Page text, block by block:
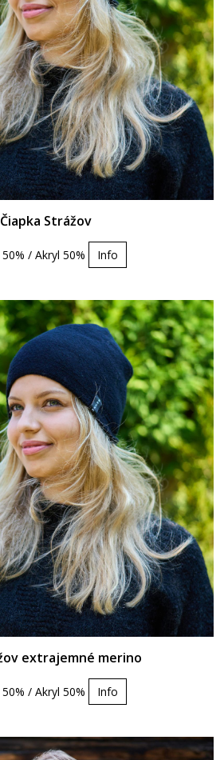
Čiapka Strážov
/ Akryl 50% Info
extrajemné merino
/ Akryl 50% Info